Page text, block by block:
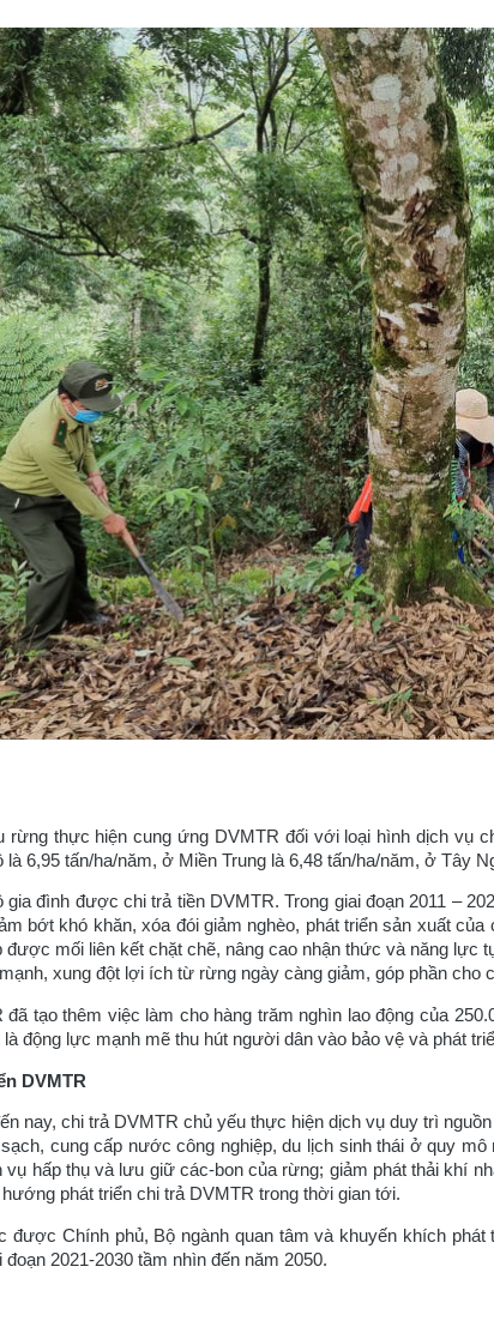
rừng thực hiện cung ứng DVMTR đối với loại hình dịch vụ
6,95 tấn/ha/năm, ở Miền Trung là 6,48 tấn/ha/năm, ở Tây
gia đình được chi trả tiền DVMTR. Trong giai đoạn 2011 –
bớt khó khăn, xóa đói giảm nghèo, phát triển sản xuất
được mối liên kết chặt chẽ, nâng cao nhận thức và năng
xung đột lợi ích từ rừng ngày càng giảm, góp phần cho
đã tạo thêm việc làm cho hàng trăm nghìn lao động của
động lực mạnh mẽ thu hút người dân vào bảo vệ và phát
DVMTR
nay, chi trả DVMTR chủ yếu thực hiện dịch vụ duy trì
cung cấp nước công nghiệp, du lịch sinh thái ở quy
hấp thụ và lưu giữ các-bon của rừng; giảm phát thải khí
phát triển chi trả DVMTR trong thời gian tới.
được Chính phủ, Bộ ngành quan tâm và khuyến khích
2021-2030 tầm nhìn đến năm 2050.